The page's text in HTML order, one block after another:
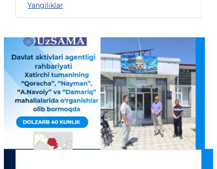
Yangiliklar